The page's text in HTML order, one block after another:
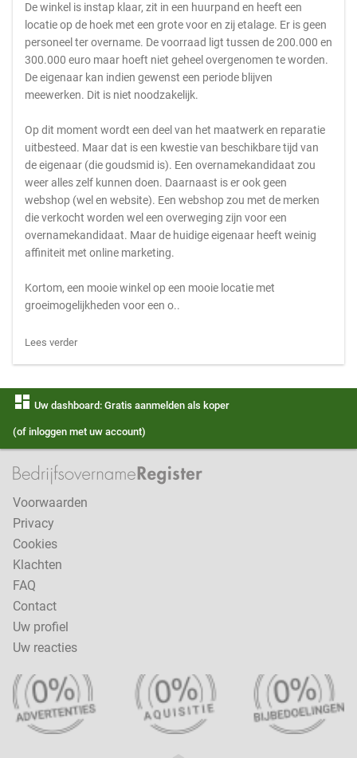
De winkel is instap klaar, zit in een huurpand en heeft een
locatie op de hoek met een grote voor en zij etalage. Er is geen
personeel ter overname. De voorraad ligt tussen de 200.000 en
300.000 euro maar hoeft niet geheel overgenomen te worden.
De eigenaar kan indien gewenst een periode blijven
meewerken. Dit is niet noodzakelijk.
Op dit moment wordt een deel van het maatwerk en reparatie
uitbesteed. Maar dat is een kwestie van beschikbare tijd van
de eigenaar (die goudsmid is). Een overnamekandidaat zou
weer alles zelf kunnen doen. Daarnaast is er ook geen
webshop (wel en website). Een webshop zou met de merken
die verkocht worden wel een overweging zijn voor een
overnamekandidaat. Maar de huidige eigenaar heeft weinig
affiniteit met online marketing.
Kortom, een mooie winkel op een mooie locatie met
groeimogelijkheden voor een o..
Lees verder
dashboard Uw dashboard: Gratis aanmelden als koper
(of inloggen met uw account)
Voorwaarden
Privacy
Cookies
Klachten
FAQ
Contact
Uw profiel
Uw reacties